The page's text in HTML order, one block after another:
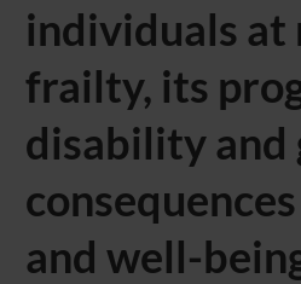
individuals at
frailty, its
disability and
and well-